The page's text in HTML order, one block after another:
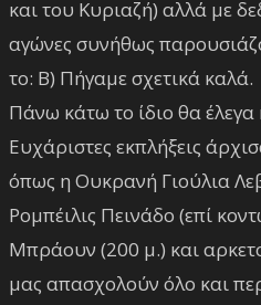
και του Κυριαζή) αλλά με
αγώνες συνήθως
το: Β) Πήγαμε σχετικά καλά.
Πάνω κάτω το ίδιο θα έλεγα
Ευχάριστες εκπλήξεις
όπως η Ουκρανή Γιούλια
Ρομπέιλις Πεινάδο (επί
Μπράουν (200 μ.) και
μας απασχολούν όλο και